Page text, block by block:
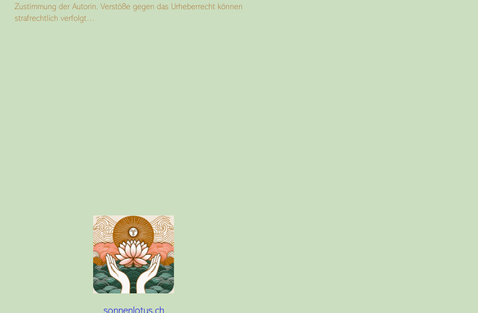
Zustimmung der Autorin. Verstöße gegen das Urheberrecht können
strafrechtlich verfolgt…
sonnenlotus.ch